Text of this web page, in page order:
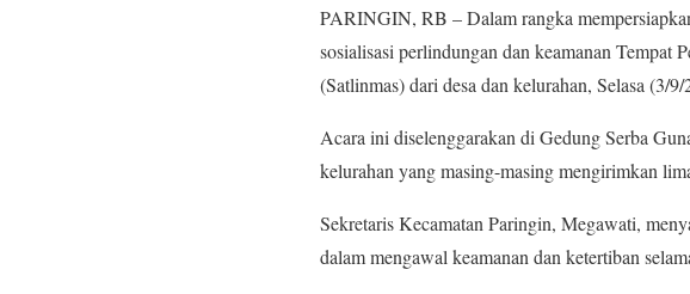
PARINGIN, RB – Dalam rangka
sosialisasi perlindungan dan keamanan Tempat
(Satlinmas) dari desa dan kelurahan, Selasa (3/
Acara ini diselenggarakan di Gedung Serba
kelurahan yang masing-masing mengirimkan
Sekretaris Kecamatan Paringin, Megawati,
dalam mengawal keamanan dan ketertiban